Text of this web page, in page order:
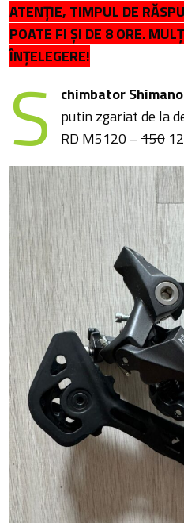
ATENȚIE, TIMPUL DE
POATE FI ȘI DE 8 ORE.
ÎNȚELEGERE!
S chimbator
putin zgariat de la
RD M5120 –150